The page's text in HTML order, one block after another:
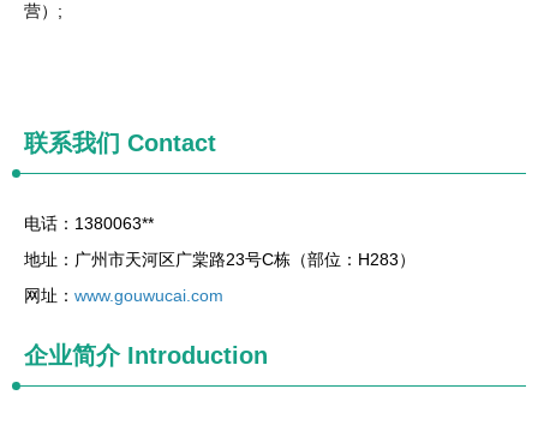
营）;
联系我们 Contact
电话：1380063**
地址：广州市天河区广棠路23号C栋（部位：H283）
网址： www.gouwucai.com
企业简介Introduction